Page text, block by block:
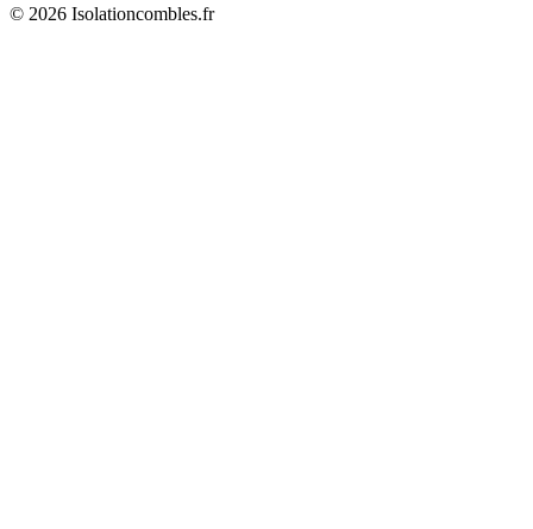
© 2026 Isolationcombles.fr